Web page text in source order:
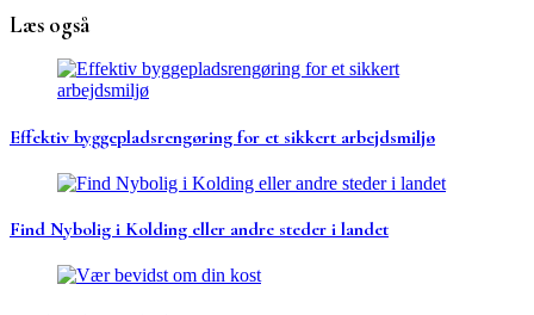
Læs også
Effektiv byggepladsrengøring for et sikkert arbejdsmiljø
Find Nybolig i Kolding eller andre steder i landet